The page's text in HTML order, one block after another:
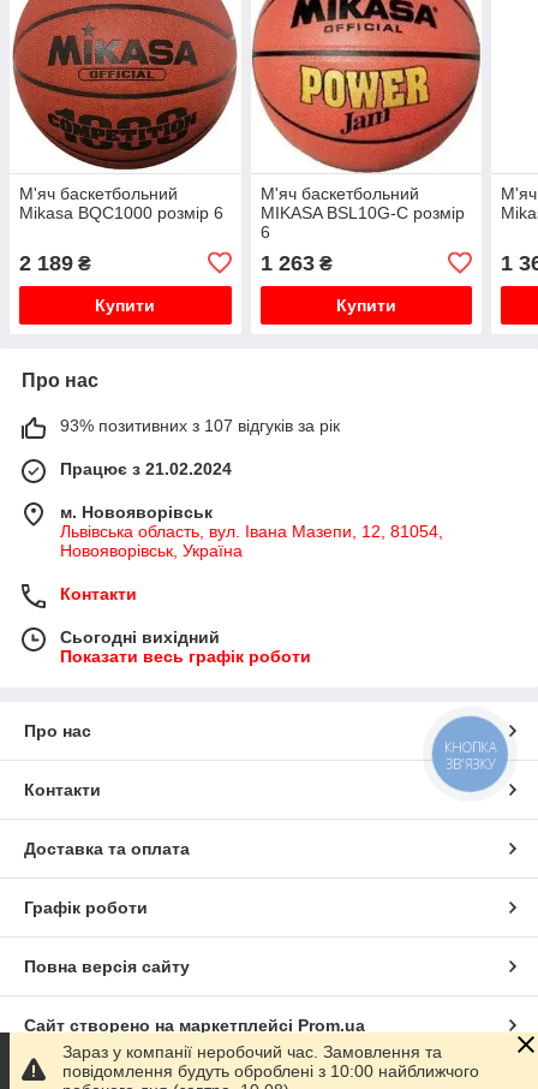
М'яч баскетбольний
Mikasa BQC1000 розмір 6
2 189 ₴
Купити
М'яч баскетбольний
MIKASA BSL10G-C розмір
6
1 263₴
Купити
М'яч
1
Про нас
93% позитивних з 107 відгуків за рік
Працює з 21.02.2024
м. Новояворівськ
Львівська область, вул. Івана Мазепи, 12, 81054,
Новояворівськ, Україна
Контакти
Сьогодні вихідний
Показати весь графік роботи
Про нас
Контакти
Доставка та оплата
Графік роботи
Повна версія сайту
Сайт створено на маркетплейсі Prom.ua
Політика конфіденційності
Зараз у компанії неробочий час. Замовлення та
повідомлення будуть оброблені з 10:00 найближчого
КНОПКА
ЗВ'ЯЗКУ